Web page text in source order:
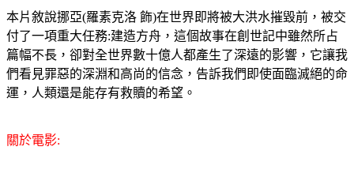
本片敘說挪亞(羅素克洛 飾)在世界即將被大洪水摧毀前，被交
付了一項重大任務:建造方舟，這個故事在創世記中雖然所占
篇幅不長，卻對全世界數十億人都產生了深遠的影響，它讓我
們看見罪惡的深淵和高尚的信念，告訴我們即使面臨滅絕的命
運，人類還是能存有救贖的希望。
關於電影: